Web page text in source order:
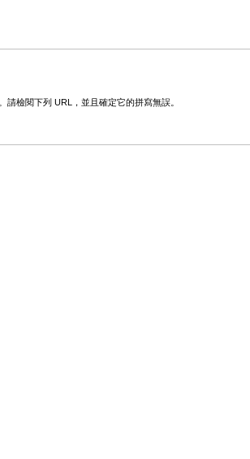
檢閱下列 URL，並且確定它的拼寫無誤。